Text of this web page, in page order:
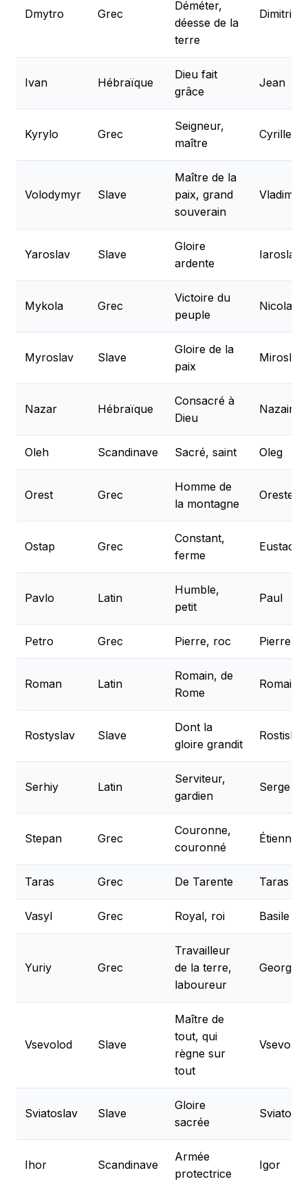
Dmytro Grec
Déméter,
déesse de la
terre
Dimitri
Ivan Hébraïque
Dieu fait
grâce
Jean
Kyrylo Grec
Seigneur,
maître
Cyrille
Volodymyr Slave
Maître de la
paix, grand
souverain
Vladimir
Yaroslav Slave
Gloire
ardente
Iaroslav
Mykola Grec
Victoire du
peuple
Nicolas
Myroslav Slave
Gloire de la
paix
Miroslav
Nazar Hébraïque
Consacré à
Dieu
Nazaire
Oleh Scandinave Sacré, saint Oleg
Orest Grec
Homme de
la montagne
Oreste
Ostap Grec
Constant,
ferme
Eustache
Pavlo Latin
Humble,
petit
Paul
Petro Grec Pierre, roc Pierre
Roman Latin
Romain, de
Rome
Romain
Rostyslav Slave
Dont la
gloire grandit
Rostislav
Serhiy Latin
Serviteur,
gardien
Serge
Stepan Grec
Couronne,
couronné
Étienne
Taras Grec De Tarente Taras
Vasyl Grec Royal, roi Basile
Yuriy Grec
Travailleur
de la terre,
laboureur
Georges
Vsevolod Slave
Maître de
tout, qui
règne sur
tout
Vsevolod
Sviatoslav Slave
Gloire
sacrée
Ihor Scandinave
Armée
protectrice
Igor